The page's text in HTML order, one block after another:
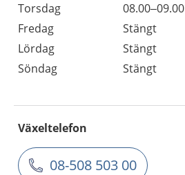
Torsdag
08.00–09.00
Fredag
Stängt
Lördag
Stängt
Söndag
Stängt
Växeltelefon
08-508 503 00